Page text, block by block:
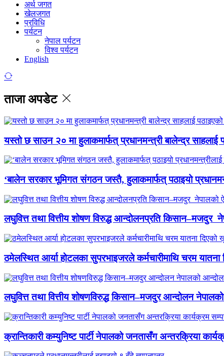
अर्थ जगत
खेलजगत
प्रविधि
पर्यटन
नेपाल पर्यटन
विश्व पर्यटन
English
ताजा अपडेट
यस्तो छ साउन २० मा हुलाकमार्फत् प्रधानमन्त्री बालेन्द्र साहलाई
‘बालेन सरकार भूमिगत संगठन जस्तै, हुलाकमार्फत् पठाइयो
लघुवित्त तथा वित्तीय शोषण विरुद्ध आन्दोलनप्रति किसान–मजदुर
ठमेलस्थित आर्या होटलका सुपरभाइजरले कर्मचारीमाथि चरम यातना
लघुवित्त तथा वित्तीय शोषणविरुद्ध किसान–मजदुर आन्दोलन
क्रान्तिकारी कम्युनिष्ट पार्टी नेपालको जनतासँग अन्तरक्रिया